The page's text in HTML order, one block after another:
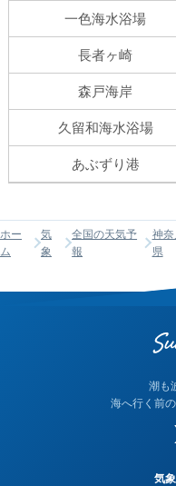
一色海水浴場
長者ヶ崎
森戸海岸
久留和海水浴場
あぶずり港
ホー
ム
気
象
全国の天気予
報
神奈
県
潮も
海へ行く前
気